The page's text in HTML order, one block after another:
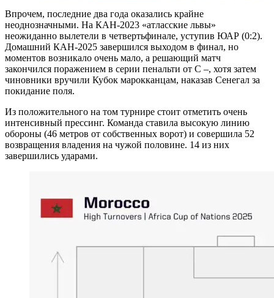
Впрочем, последние два года оказались крайне
неоднозначными. На КАН-2023 «атласские львы»
неожиданно вылетели в четвертьфинале, уступив ЮАР (0:2).
Домашний КАН-2025 завершился выходом в финал, но
моментов возникало очень мало, а решающий матч
закончился поражением в серии пенальти от С –, хотя затем
чиновники вручили Кубок марокканцам, наказав Сенегал за
покидание поля.
Из положительного на том турнире стоит отметить очень
интенсивный прессинг. Команда ставила высокую линию
обороны (46 метров от собственных ворот) и совершила 52
возвращения владения на чужой половине. 14 из них
завершились ударами.